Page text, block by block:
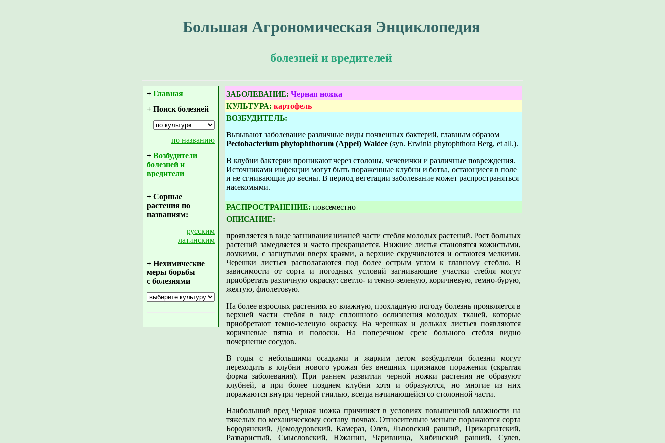
Большая Агрономическая Энциклопедия
болезней и вредителей
+ Главная
+ Поиск болезней
по названию
+ Возбудители
болезней и
вредители
+ Сорные
растения по
названиям:
русским
латинским
+ Нехимические
меры борьбы
с болезнями
ЗАБОЛЕВАНИЕ: Черная ножка
КУЛЬТУРА: картофель
ВОЗБУДИТЕЛЬ:
Вызывают заболевание различные виды почвенных бактерий, главным образом
Pectobacterium phytophthorum (Appel) Waldee (syn. Erwinia phytophthora Berg, et all.).
В клубни бактерии проникают через столоны, чечевички и различные повреждения.
Источниками инфекции могут быть пораженные клубни и ботва, остающиеся в поле
и не сгнивающие до весны. В период вегетации заболевание может распространяться
насекомыми.
РАСПРОСТРАНЕНИЕ: повсеместно
ОПИСАНИЕ:
проявляется в виде загнивания нижней части стебля молодых растений. Рост больных
растений замедляется и часто прекращается. Нижние листья становятся кожистыми,
ломкими, с загнутыми вверх краями, а верхние скручиваются и остаются мелкими.
Черешки листьев располагаются под более острым углом к главному стеблю. В
зависимости от сорта и погодных условий загнивающие участки стебля могут
приобретать различную окраску: светло- и темно-зеленую, коричневую, темно-бурую,
желтую, фиолетовую.
На более взрослых растениях во влажную, прохладную погоду болезнь проявляется в
верхней части стебля в виде сплошного ослизнения молодых тканей, которые
приобретают темно-зеленую окраску. На черешках и дольках листьев появляются
коричневые пятна и полоски. На поперечном срезе больного стебля видно
почернение сосудов.
В годы с небольшими осадками и жарким летом возбудители болезни могут
переходить в клубни нового урожая без внешних признаков поражения (скрытая
форма заболевания). При раннем развитии черной ножки растения не образуют
клубней, а при более позднем клубни хотя и образуются, но многие из них
поражаются внутри черной гнилью, всегда начинающейся со столонной части.
Наибольший вред Черная ножка причиняет в условиях повышенной влажности на
тяжелых по механическому составу почвах. Относительно меньше поражаются сорта
Бородянский, Домодедовский, Камераз, Олев, Львовский ранний, Прикарпатский,
Разваристый, Смысловский, Южанин, Чаривница, Хибинский ранний, Сулев,